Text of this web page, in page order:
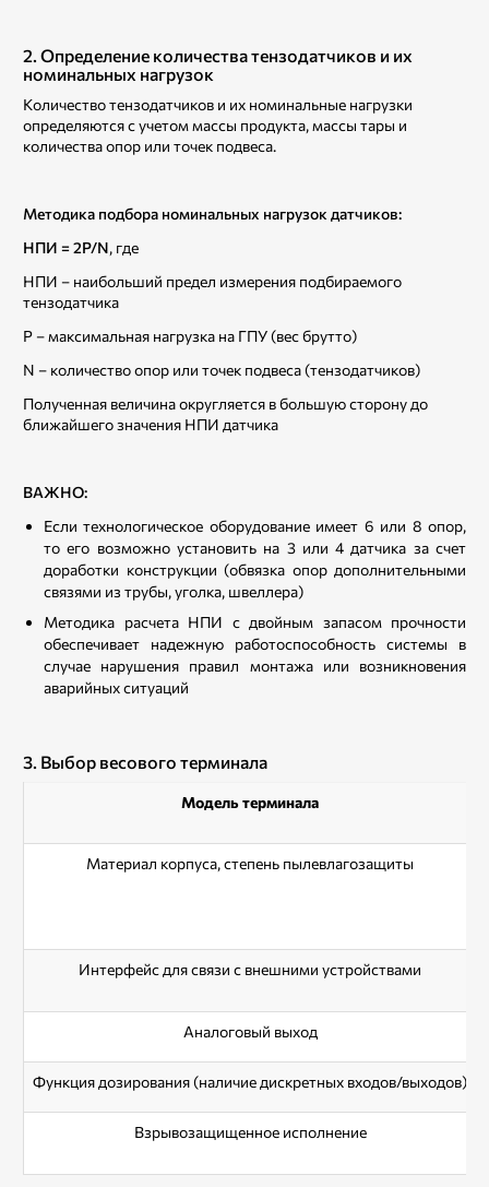
2. Определение количества тензодатчиков и их
номинальных нагрузок
Количество тензодатчиков и их номинальные нагрузки
определяются с учетом массы продукта, массы тары и
количества опор или точек подвеса.
Методика подбора номинальных нагрузок датчиков:
НПИ = 2P/N, где
НПИ – наибольший предел измерения подбираемого
тензодатчика
P – максимальная нагрузка на ГПУ (вес брутто)
N – количество опор или точек подвеса (тензодатчиков)
Полученная величина округляется в большую сторону до
ближайшего значения НПИ датчика
ВАЖНО:
Если технологическое оборудование имеет 6 или 8 опор,
то его возможно установить на 3 или 4 датчика за счет
доработки конструкции (обвязка опор дополнительными
связями из трубы, уголка, швеллера)
Методика расчета НПИ с двойным запасом прочности
обеспечивает надежную работоспособность системы в
случае нарушения правил монтажа или возникновения
аварийных ситуаций
3. Выбор весового терминала
Модель терминала
Материал корпуса, степень пылевлагозащиты
Интерфейс для связи с внешними устройствами
Аналоговый выход
Функция дозирования (наличие дискретных входов/выходов)
Взрывозащищенное исполнение